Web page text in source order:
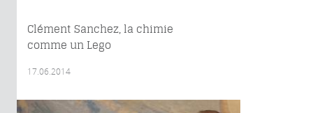
Clément Sanchez, la chimie
comme un Lego
17.06.2014